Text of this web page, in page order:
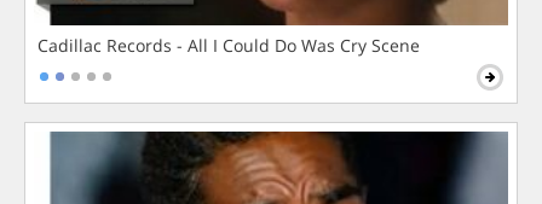
Cadillac Records - All I Could Do Was Cry Scene